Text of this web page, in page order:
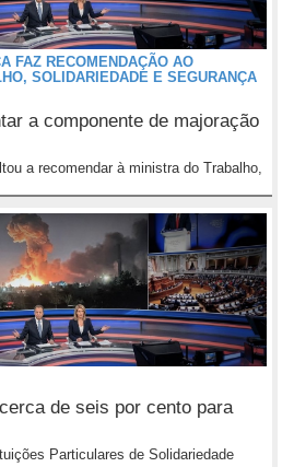
FAZ RECOMENDAÇÃO AO
SOLIDARIEDADE E SEGURANÇA
a componente de majoração
a recomendar à ministra do Trabalho,
de seis por cento para
Particulares de Solidariedade